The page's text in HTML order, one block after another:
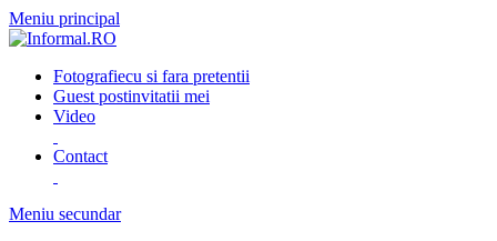
Meniu principal
Fotografiecu si fara pretentii
Guest postinvitatii mei
Video
Contact
Meniu secundar